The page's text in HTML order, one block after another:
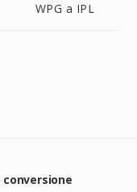
WPG a IPL